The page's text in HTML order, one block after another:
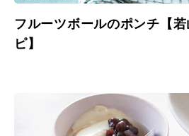
フルーツボールのポンチ【
ピ】